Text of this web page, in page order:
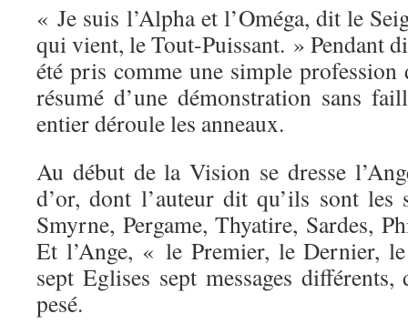
« Je suis l’Alpha et l’Oméga, dit le
qui vient, le Tout-Puissant. » Pendant
été pris comme une simple
résumé d’une démonstration sans
entier déroule les anneaux.
Au début de la Vision se dresse
d’or, dont l’auteur dit qu’ils sont les
Smyrne, Pergame, Thyatire, Sardes,
Et l’Ange, « le Premier, le Dernier,
sept Eglises sept messages
pesé.